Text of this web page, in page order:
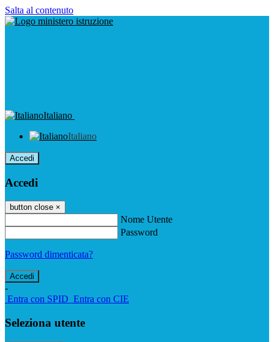
Salta al contenuto
Italiano
Italiano
Accedi
Accedi
button close ×
Nome Utente
Password
Password dimenticata?
-
Entra con SPID Entra con CIE
Seleziona utente